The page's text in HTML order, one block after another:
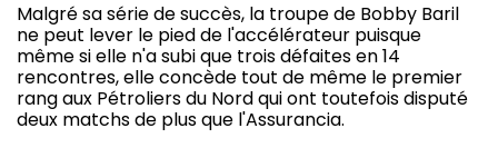
Malgré sa série de succès, la troupe de Bobby Baril
ne peut lever le pied de l'accélérateur puisque
même si elle n'a subi que trois défaites en 14
rencontres, elle concède tout de même le premier
rang aux Pétroliers du Nord qui ont toutefois disputé
deux matchs de plus que l'Assurancia.